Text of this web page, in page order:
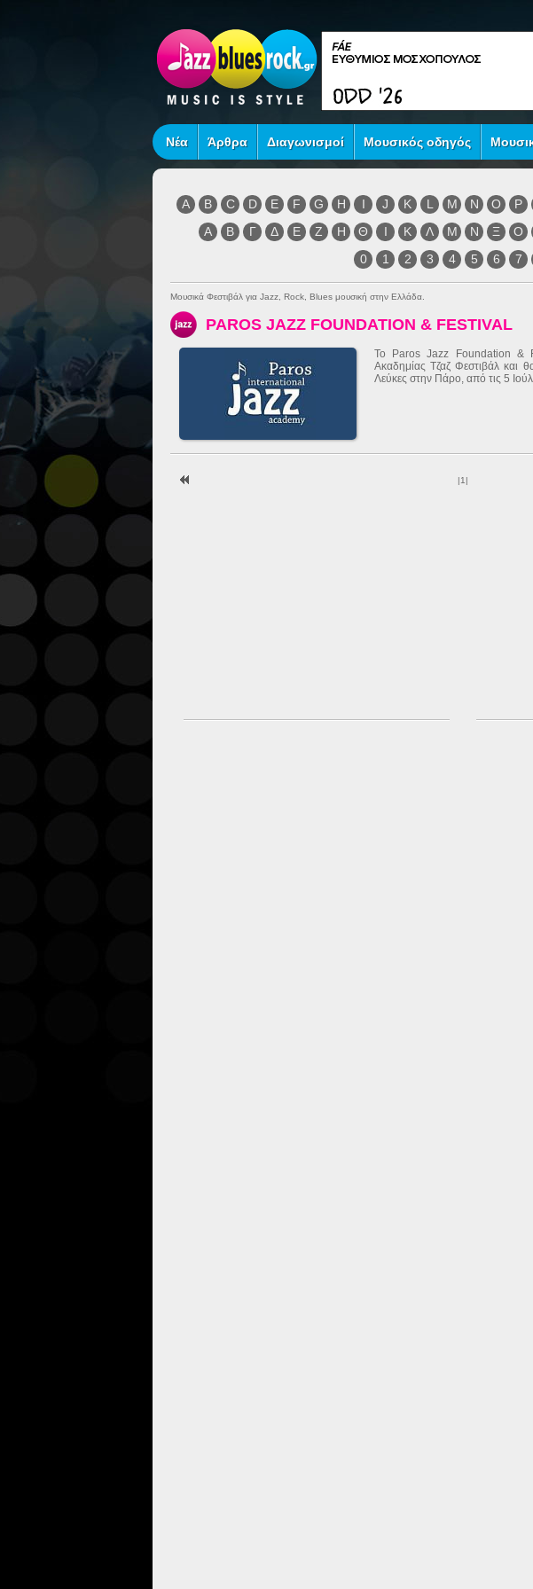
Νέα Άρθρα Διαγωνισμοί Μουσικός οδηγός
A B C D E F G H I J K L M N O P
Α
Β Γ Δ Ε Ζ Η Θ Ι Κ Λ Μ Ν Ξ Ο
0
1 2 3 4 5 6 7
Μουσικά Φεστιβάλ για Jazz, Rock, Blues μουσική στην Ελλάδα.
PAROS JAZZ FOUNDATION & FESTIVAL
Το Paros Jazz Foundation &
Ακαδημίας Τζαζ Φεστιβάλ και
Λεύκες στην Πάρο, από τις 5
|1 |